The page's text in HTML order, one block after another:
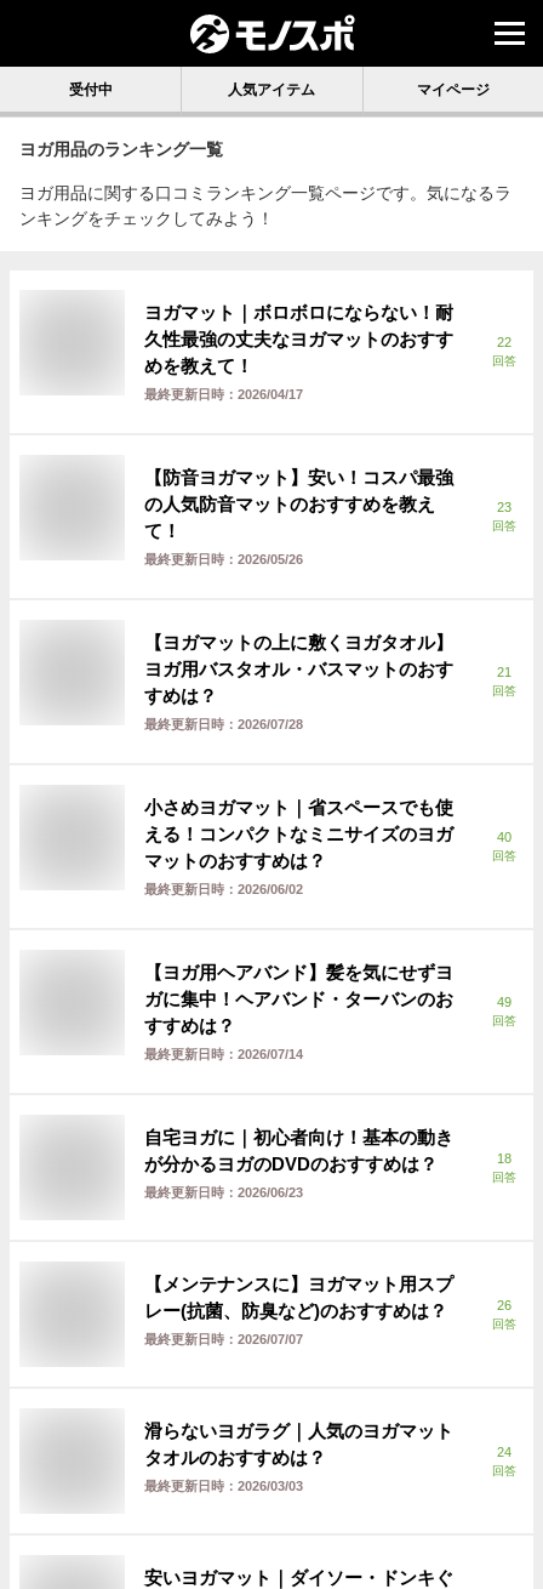
受付中 人気アイテム マイページ
ヨガ用品のランキング一覧
ヨガ用品に関する口コミランキング一覧ページです。気になるラ
ンキングをチェックしてみよう！
ヨガマット｜ボロボロにならない！耐
久性最強の丈夫なヨガマットのおすす
めを教えて！
最終更新日時： 2026/04/17
22
回答
【防音ヨガマット】安い！コスパ最強
の人気防音マットのおすすめを教え
て！
最終更新日時： 2026/05/26
23
回答
【ヨガマットの上に敷くヨガタオル】
ヨガ用バスタオル・バスマットのおす
すめは？
最終更新日時： 2026/07/28
21
回答
小さめヨガマット｜省スペースでも使
える！コンパクトなミニサイズのヨガ
マットのおすすめは？
最終更新日時： 2026/06/02
40
回答
【ヨガ用ヘアバンド】髪を気にせずヨ
ガに集中！ヘアバンド・ターバンのお
すすめは？
最終更新日時： 2026/07/14
49
回答
自宅ヨガに｜初心者向け！基本の動き
が分かるヨガのDVDのおすすめは？
最終更新日時： 2026/06/23
18
回答
【メンテナンスに】ヨガマット用スプ
レー(抗菌、防臭など)のおすすめは？
最終更新日時： 2026/07/07
26
回答
滑らないヨガラグ｜人気のヨガマット
タオルのおすすめは？
最終更新日時： 2026/03/03
24
回答
安いヨガマット｜ダイソー・ドンキぐ